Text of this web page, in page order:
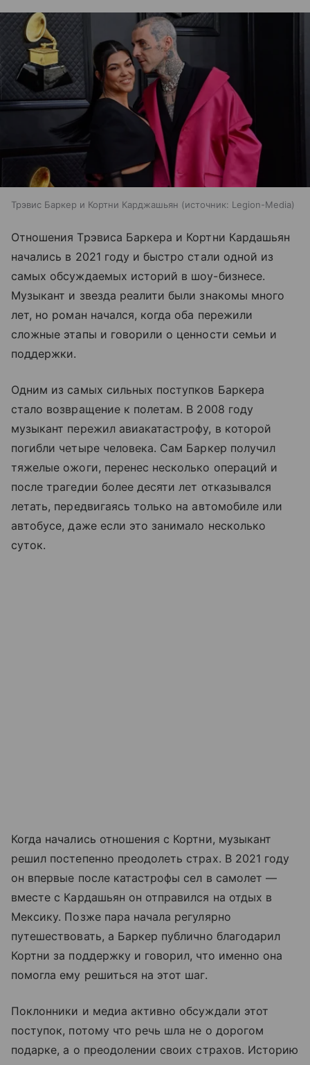
Трэвис Баркер и Кортни Карджашьян источник: Legion-Media
Отношения Трэвиса Баркера и Кортни Кардашьян
начались в 2021 году и быстро стали одной из
самых обсуждаемых историй в шоу-бизнесе.
Музыкант и звезда реалити были знакомы много
лет, но роман начался, когда оба пережили
сложные этапы и говорили о ценности семьи и
поддержки.
Одним из самых сильных поступков Баркера
стало возвращение к полетам. В 2008 году
музыкант пережил авиакатастрофу, в которой
погибли четыре человека. Сам Баркер получил
тяжелые ожоги, перенес несколько операций и
после трагедии более десяти лет отказывался
летать, передвигаясь только на автомобиле или
автобусе, даже если это занимало несколько
суток.
Когда начались отношения с Кортни, музыкант
решил постепенно преодолеть страх. В 2021 году
он впервые после катастрофы сел в самолет —
вместе с Кардашьян он отправился на отдых в
Мексику. Позже пара начала регулярно
путешествовать, а Баркер публично благодарил
Кортни за поддержку и говорил, что именно она
помогла ему решиться на этот шаг.
Поклонники и медиа активно обсуждали этот
поступок, потому что речь шла не о дорогом
подарке, а о преодолении своих страхов. Историю